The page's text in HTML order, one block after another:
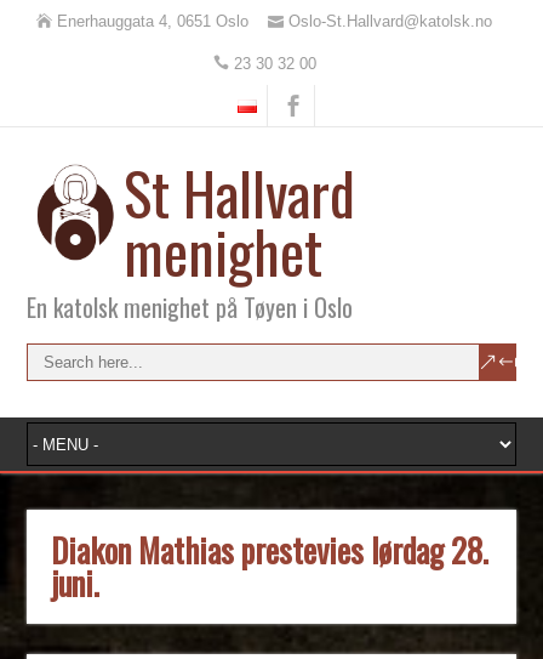
Enerhauggata 4, 0651 Oslo Oslo-St.Hallvard@katolsk.no
23 30 32 00
St Hallvard
menighet
En katolsk menighet på Tøyen i Oslo
Diakon Mathias prestevies lørdag 28.
juni.